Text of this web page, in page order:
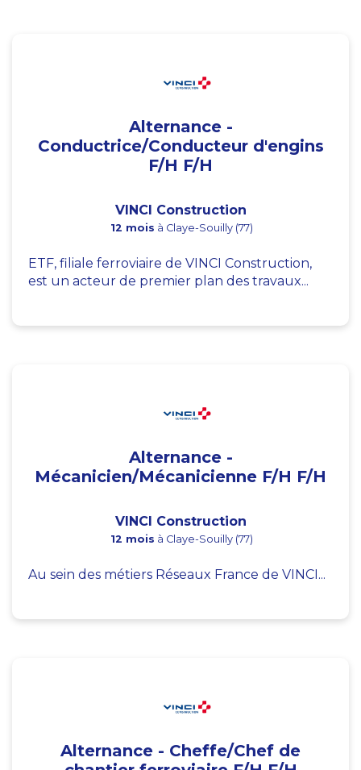
Alternance -
Conductrice/Conducteur d'engins
F/H F/H
VINCI Construction
12 mois à Claye-Souilly (77)
ETF, filiale ferroviaire de VINCI Construction,
est un acteur de premier plan des travaux...
Alternance -
Mécanicien/Mécanicienne F/H F/H
VINCI Construction
12 mois à Claye-Souilly (77)
Au sein des métiers Réseaux France de VINCI...
Alternance - Cheffe/Chef de